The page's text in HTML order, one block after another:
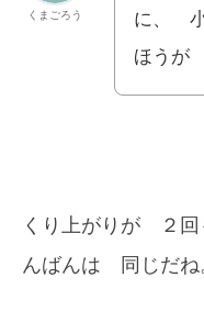
くまごろう
に、
ほうが
くり上がりが ２
んばんは 同じだね